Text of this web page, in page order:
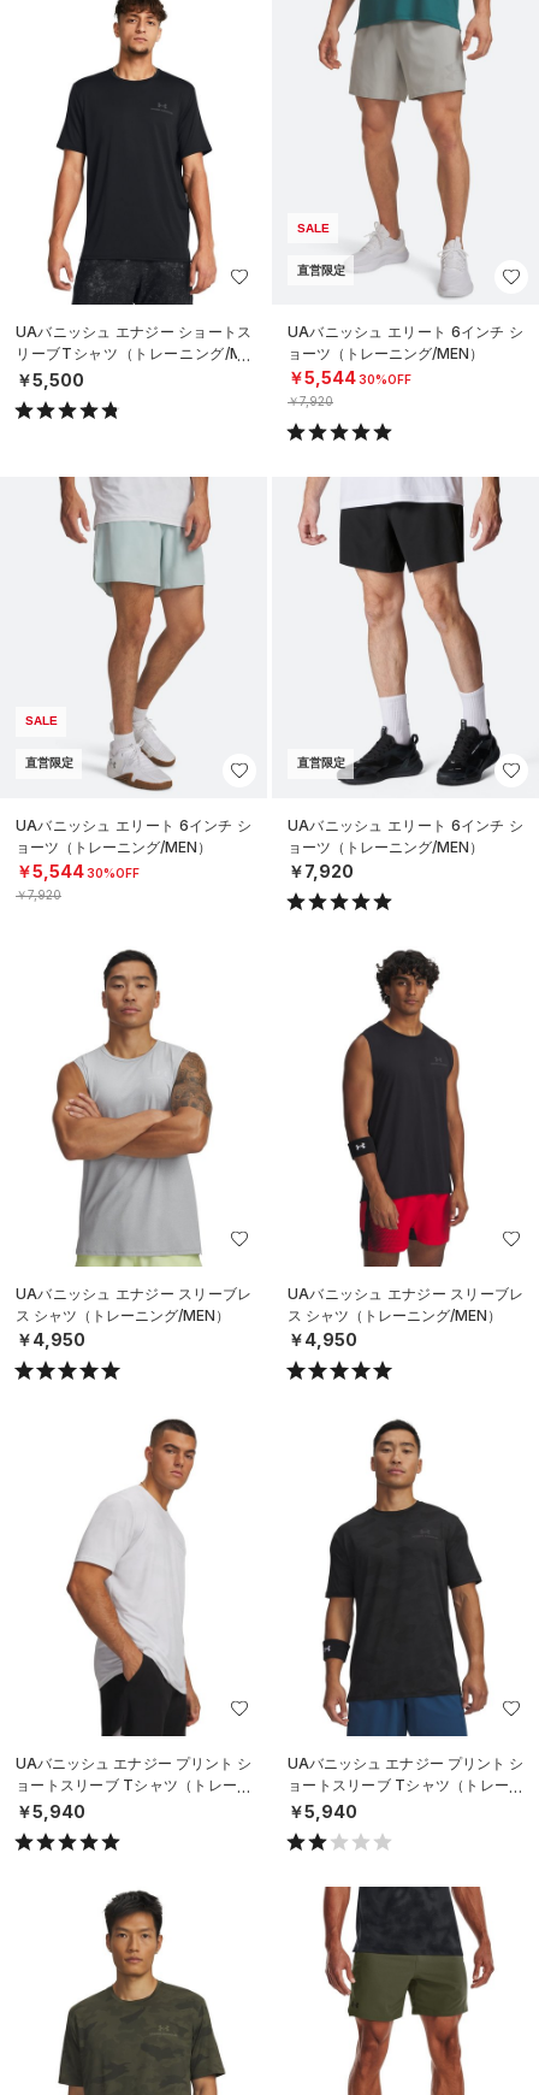
UAバニッシュ エナジー ショートス
リーブTシャツ（トレーニング/ME
N）
￥5,500
SALE
直営限定
UAバニッシュ エリート 6インチ シ
ョーツ（トレーニング/MEN）
￥5,54430%OFF
￥7,920
SALE
直営限定
UAバニッシュ エリート 6インチ シ
ョーツ（トレーニング/MEN）
￥5,54430%OFF
￥7,920
直営限定
UAバニッシュ エリート 6インチ シ
ョーツ（トレーニング/MEN）
￥7,920
UAバニッシュ エナジー スリーブレ
ス シャツ（トレーニング/MEN）
￥4,950
UAバニッシュ エナジー スリーブレ
ス シャツ（トレーニング/MEN）
￥4,950
UAバニッシュ エナジー プリント シ
ョートスリーブ Tシャツ（トレーニ
ング/MEN）
￥5,940
UAバニッシュ エナジー プリント シ
ョートスリーブ Tシャツ（トレーニ
ング/MEN）
￥5,940